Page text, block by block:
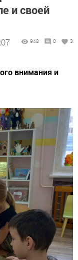
и своей
948 0 3
внимания и